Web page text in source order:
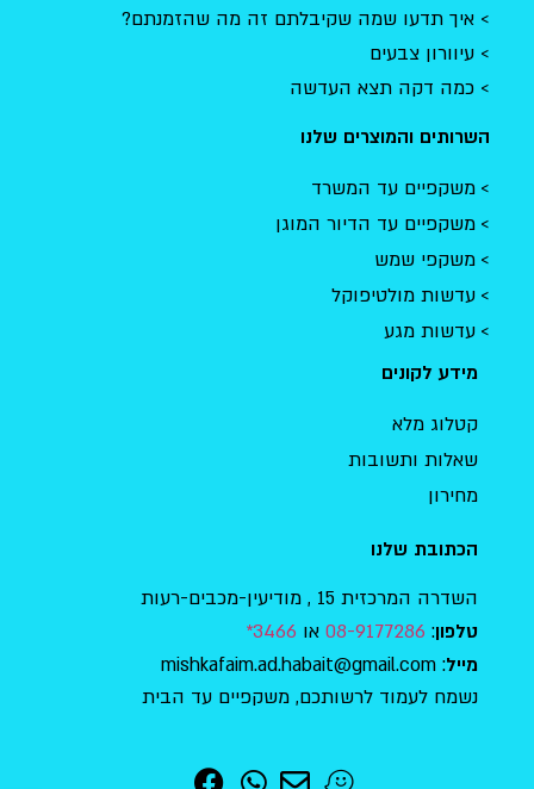
איך תדעו שמה שקיבלתם זה מה שהזמנתם?
עיוורון צבעים
כמה דקה תצא העדשה
השרותים והמוצרים שלנו
משקפיים עד המשרד
משקפיים עד הדיור המוגן
משקפי שמש
עדשות מולטיפוקל
עדשות מגע
מידע לקונים
קטלוג מלא
שאלות ותשובות
מחירון
הכתובת שלנו
השדרה המרכזית 15 , מודיעין-מכבים-רעות
טלפון:
08-9177286 או 3466*
מייל: mishkafaim.ad.habait@gmail.com
נשמח לעמוד לרשותכם, משקפיים עד הבית